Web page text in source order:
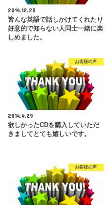
2014.12.20
皆んな英語で話しかけてくれたり
好意的で知らない人同士一緒に楽
しめました。
お客様の声
2014.4.29
欲しかったCDを購入していただ
きましてとても嬉しいです。
お客様の声